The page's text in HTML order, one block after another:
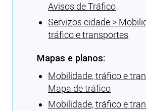
Avisos de Tráfico
Servizos cidade >
tráfico e transportes
Mapas e planos:
Mobilidade, tráfico e
Mapa de tráfico
Mobilidade, tráfico e